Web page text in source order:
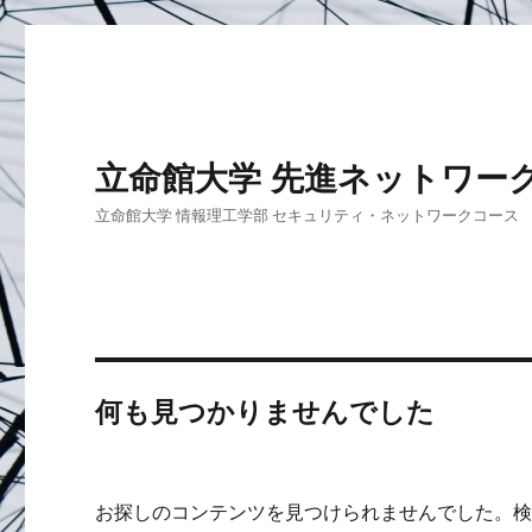
立命館大学 先進ネットワー
立命館大学 情報理工学部 セキュリティ・ネットワークコース
何も見つかりませんでした
お探しのコンテンツを見つけられませんでした。